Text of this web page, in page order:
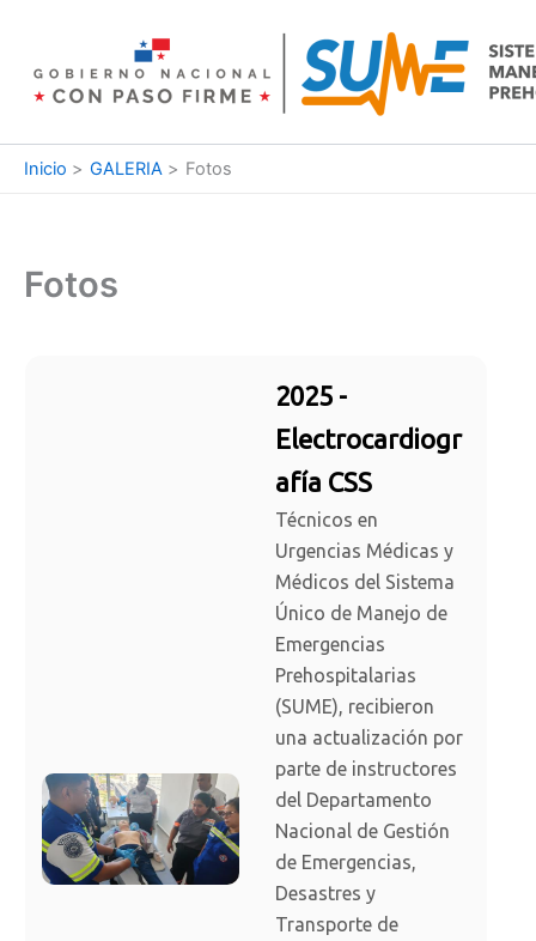
contenido
Inicio GALERIA Fotos
Fotos
2025 -
Electrocardiogr
afía CSS
Técnicos en
Urgencias Médicas y
Médicos del Sistema
Único de Manejo de
Emergencias
Prehospitalarias
(SUME), recibieron
una actualización por
parte de instructores
del Departamento
Nacional de Gestión
de Emergencias,
Desastres y
Transporte de